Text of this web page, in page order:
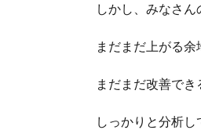
しかし、みなさん
まだまだ上がる余
まだまだ改善でき
しっかりと分析し